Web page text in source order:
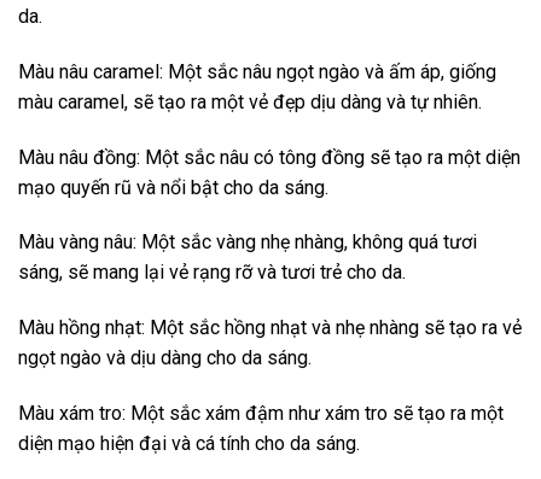
da.
Màu nâu caramel: Một sắc nâu ngọt ngào và ấm áp, giống
màu caramel, sẽ tạo ra một vẻ đẹp dịu dàng và tự nhiên.
Màu nâu đồng: Một sắc nâu có tông đồng sẽ tạo ra một diện
mạo quyến rũ và nổi bật cho da sáng.
Màu vàng nâu: Một sắc vàng nhẹ nhàng, không quá tươi
sáng, sẽ mang lại vẻ rạng rỡ và tươi trẻ cho da.
Màu hồng nhạt: Một sắc hồng nhạt và nhẹ nhàng sẽ tạo ra vẻ
ngọt ngào và dịu dàng cho da sáng.
Màu xám tro: Một sắc xám đậm như xám tro sẽ tạo ra một
diện mạo hiện đại và cá tính cho da sáng.